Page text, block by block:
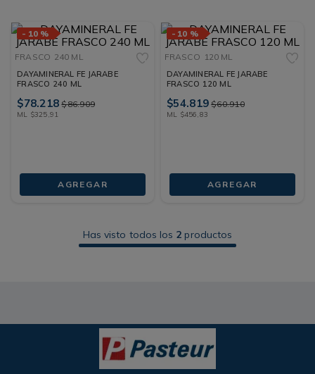
- 10 %
FRASCO 240 ML
DAYAMINERAL FE JARABE
FRASCO 240 ML
$78.218 $86.909
ML $325,91
AGREGAR
- 10 %
FRASCO 120 ML
DAYAMINERAL FE JARABE
FRASCO 120 ML
$54.819 $60.910
ML $456,83
AGREGAR
Has visto todos los 2 productos